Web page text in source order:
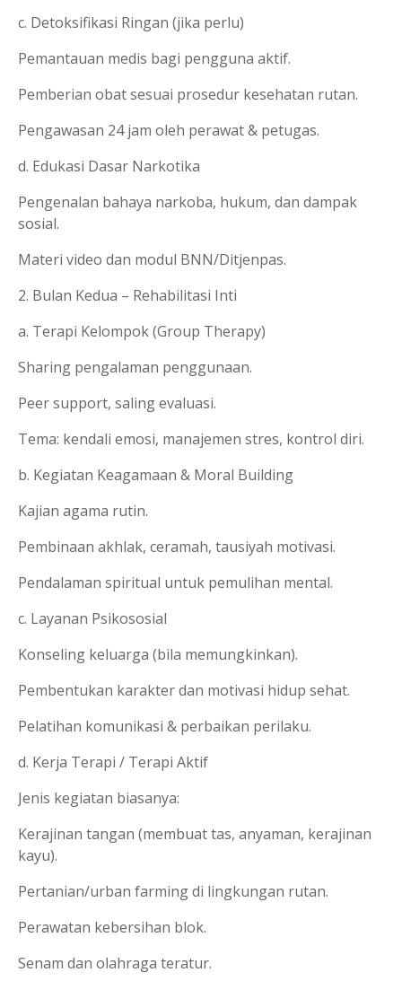
c. Detoksifikasi Ringan (jika perlu)
Pemantauan medis bagi pengguna aktif.
Pemberian obat sesuai prosedur kesehatan rutan.
Pengawasan 24 jam oleh perawat & petugas.
d. Edukasi Dasar Narkotika
Pengenalan bahaya narkoba, hukum, dan dampak
sosial.
Materi video dan modul BNN/Ditjenpas.
2. Bulan Kedua – Rehabilitasi Inti
a. Terapi Kelompok (Group Therapy)
Sharing pengalaman penggunaan.
Peer support, saling evaluasi.
Tema: kendali emosi, manajemen stres, kontrol diri.
b. Kegiatan Keagamaan & Moral Building
Kajian agama rutin.
Pembinaan akhlak, ceramah, tausiyah motivasi.
Pendalaman spiritual untuk pemulihan mental.
c. Layanan Psikososial
Konseling keluarga (bila memungkinkan).
Pembentukan karakter dan motivasi hidup sehat.
Pelatihan komunikasi & perbaikan perilaku.
d. Kerja Terapi / Terapi Aktif
Jenis kegiatan biasanya:
Kerajinan tangan (membuat tas, anyaman, kerajinan
kayu).
Pertanian/urban farming di lingkungan rutan.
Perawatan kebersihan blok.
Senam dan olahraga teratur.